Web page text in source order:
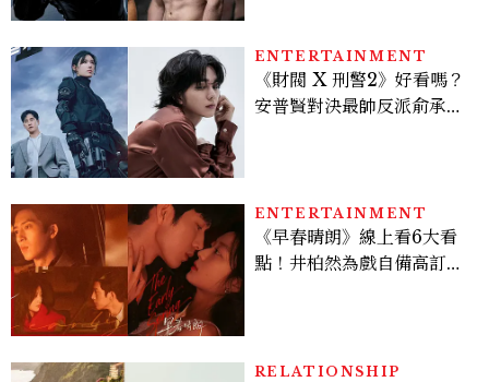
ENTERTAINMENT
《財閥 X 刑警2》好看嗎？
安普賢對決最帥反派俞承
多大？
ENTERTAINMENT
《早春晴朗》線上看6大看
點！井柏然為戲自備高訂，
RELATIONSHIP